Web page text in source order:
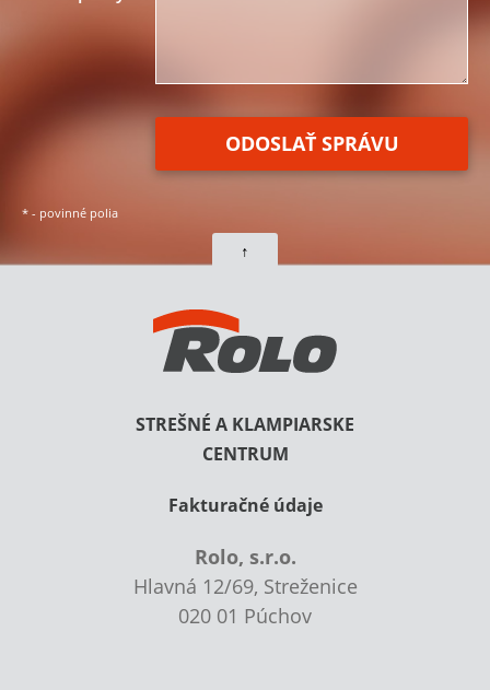
* - povinné polia
↑
STREŠNÉ A KLAMPIARSKE
CENTRUM
Fakturačné údaje
Rolo, s.r.o.
Hlavná 12/69, Streženice
020 01 Púchov